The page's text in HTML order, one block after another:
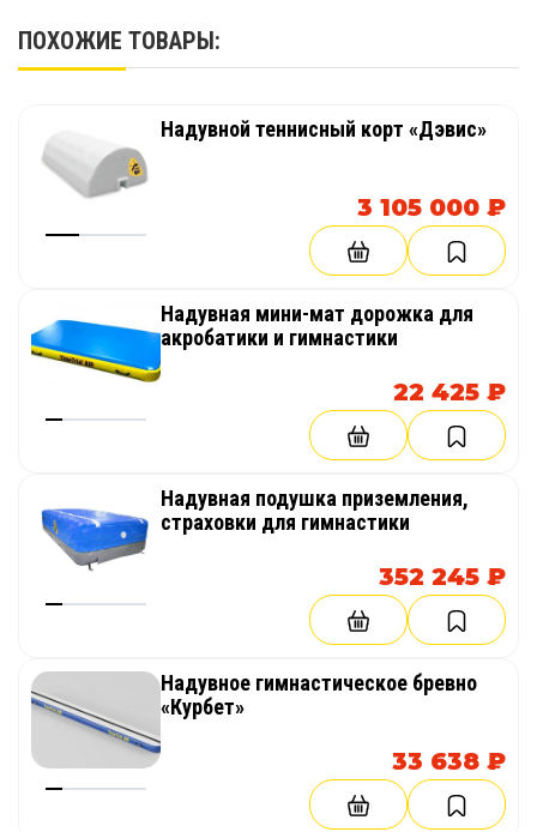
ПОХОЖИЕ ТОВАРЫ:
Надувной теннисный корт «Дэвис»
3 105 000 ₽
Надувная мини-мат дорожка для
акробатики и гимнастики
22 425 ₽
Надувная подушка приземления,
страховки для гимнастики
352 245 ₽
Надувное гимнастическое бревно
«Курбет»
33 638 ₽